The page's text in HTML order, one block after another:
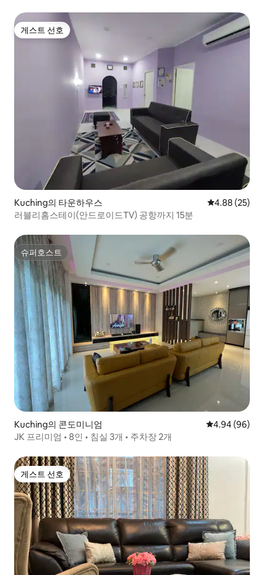
게스트 선호
게스트 선호
Kuching의 타운하우스 평점 4.88점(5
4.88 (25)
러블리홈스테이(안드로이드TV) 공항까지 15분
슈퍼호스트
슈퍼호스트
Kuching의 콘도미니엄 평점 4.94점(5
4.94 (96)
JK 프리미엄 • 8인 • 침실 3개 • 주차장 2개
게스트 선호
게스트 선호